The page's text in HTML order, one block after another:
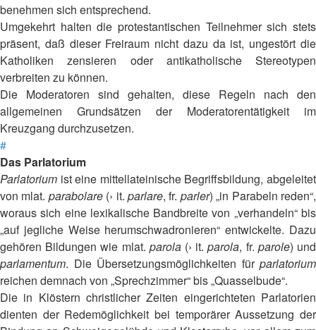
benehmen sich entsprechend.
Umgekehrt halten die protestantischen Teilnehmer sich stets
präsent, daß dieser Freiraum nicht dazu da ist, ungestört die
Katholiken zensieren oder antikatholische Stereotypen
verbreiten zu können.
Die Moderatoren sind gehalten, diese Regeln nach den
allgemeinen Grundsätzen der Moderatorentätigkeit im
Kreuzgang durchzusetzen.
#
Das Parlatorium
Parlatorium ist eine mittellateinische Begriffsbildung, abgeleitet
von mlat. parabolare(› it.parlare, fr. parler) „in Parabeln reden“,
woraus sich eine lexikalische Bandbreite von „verhandeln“ bis
„auf jegliche Weise herumschwadronieren“ entwickelte. Dazu
gehören Bildungen wie mlat. parola(› it.parola, fr. parole) und
parlamentum. Die Übersetzungsmöglichkeiten für parlatorium
reichen demnach von „Sprechzimmer“ bis „Quasselbude“.
Die in Klöstern christlicher Zeiten eingerichteten Parlatorien
dienten der Redemöglichkeit bei temporärer Aussetzung der